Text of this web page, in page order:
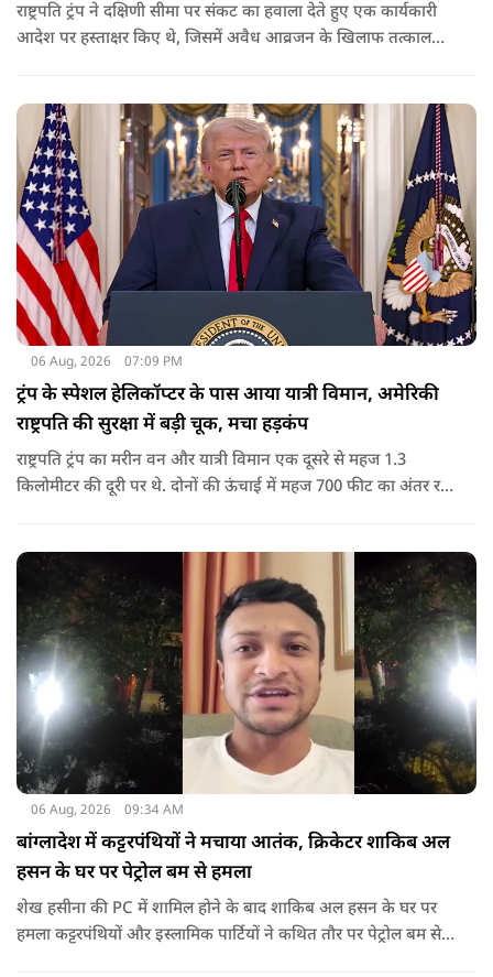
राष्ट्रपति ट्रंप ने दक्षिणी सीमा पर संकट का हवाला देते हुए एक कार्यकारी
आदेश पर हस्ताक्षर किए थे, जिसमें अवैध आव्रजन के खिलाफ तत्काल
06 Aug, 2026 07:09 PM
ट्रंप के स्पेशल हेलिकॉप्टर के पास आया यात्री विमान, अमेरिकी
राष्ट्रपति की सुरक्षा में बड़ी चूक, मचा हड़कंप
राष्ट्रपति ट्रंप का मरीन वन और यात्री विमान एक दूसरे से महज 1.3
किलोमीटर की दूरी पर थे. दोनों की ऊंचाई में महज 700 फीट का अंतर रह
06 Aug, 2026 09:34 AM
बांग्लादेश में कट्टरपंथियों ने मचाया आतंक, क्रिकेटर शाकिब अल
हसन के घर पर पेट्रोल बम से हमला
शेख हसीना की PC में शामिल होने के बाद शाकिब अल हसन के घर पर
हमला कट्टरपंथियों और इस्लामिक पार्टियों ने कथित तौर पर पेट्रोल बम से